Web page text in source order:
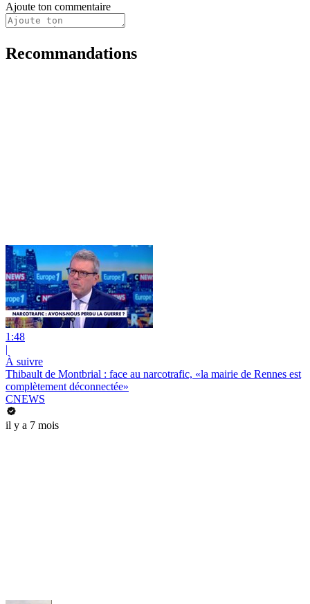
Ajoute ton commentaire
Recommandations
1:48
|
À suivre
Thibault de Montbrial : face au narcotrafic, «la mairie de Rennes est
complètement déconnectée»
CNEWS
il y a 7 mois